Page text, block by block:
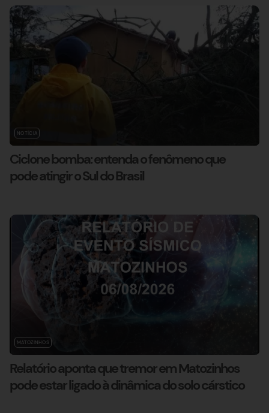
NOTÍCIA
Ciclone bomba: entenda o fenômeno que
pode atingir o Sul do Brasil
MATOZINHOS
Relatório aponta que tremor em Matozinhos
pode estar ligado à dinâmica do solo cárstico